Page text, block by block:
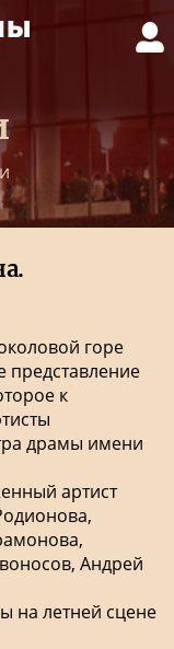
горе
представление
к
драмы имени
артист
Андрей
на летней сцене